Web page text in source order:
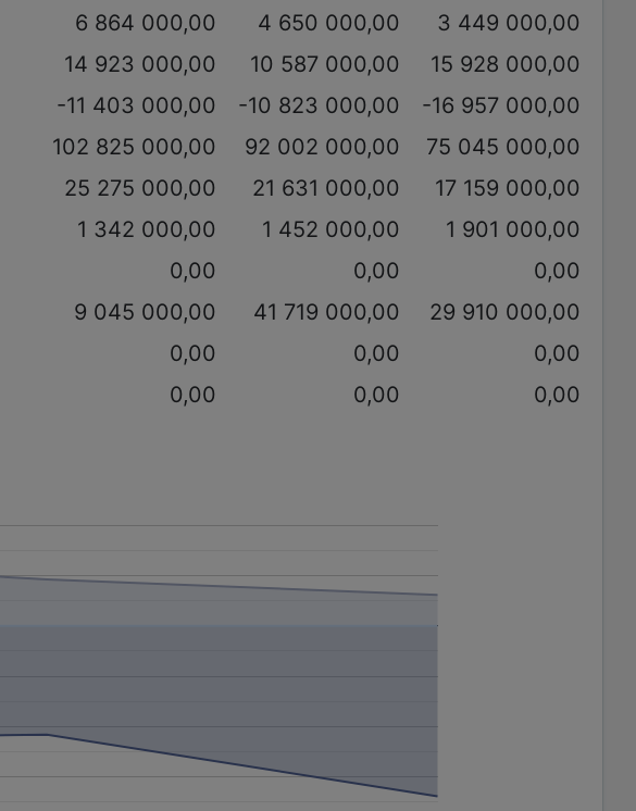
6 864 000,00 4 650 000,00
3 449 000,00
14 923 000,00 10 587 000,00
15 928 000,00
-11 403 000,00 -10 823 000,00
-16 957 000,00
102 825 000,00 92 002 000,00
75 045 000,00
25 275 000,00 21 631 000,00
17 159 000,00
1 342 000,00 1 452 000,00
1 901 000,00
0,00 0,00
0,00
9 045 000,00 41 719 000,00
29 910 000,00
0,00 0,00
0,00
0,00 0,00 0,00